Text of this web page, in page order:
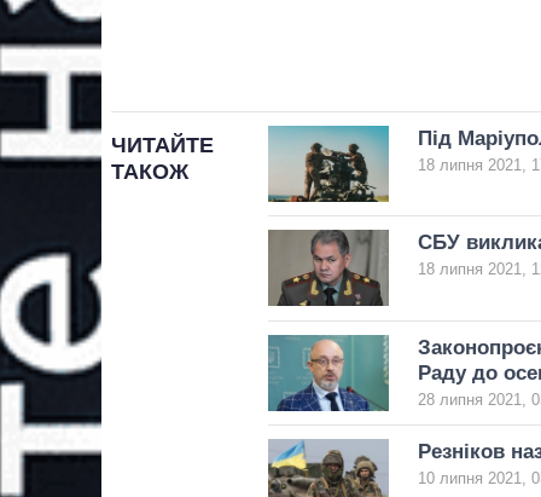
ЧИТАЙТЕ
ТАКОЖ
Під
18 липня 2021,
СБУ
18 липня 2021,
Раду до
28 липня 2021,
Резніков
10 липня 2021,